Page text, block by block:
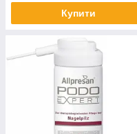
Купити